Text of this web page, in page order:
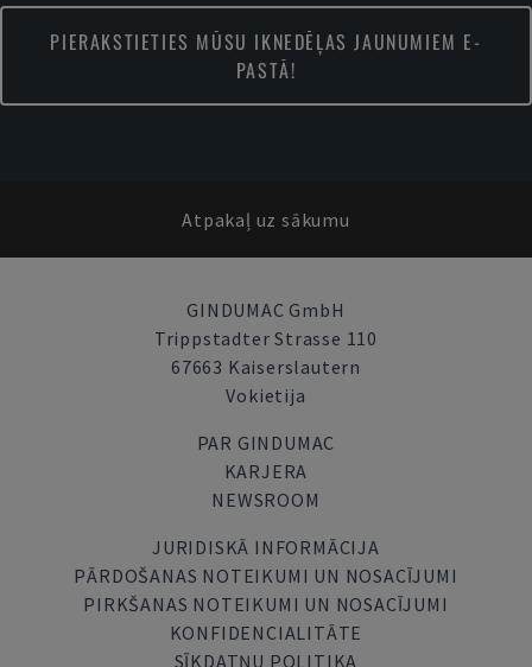
PIERAKSTIETIES MŪSU IKNEDĒĻAS JAUNUMIEM E-
PASTĀ!
Atpakaļ uz sākumu
GINDUMAC GmbH
Trippstadter Strasse 110
67663 Kaiserslautern
Vokietija
PAR GINDUMAC
KARJERA
NEWSROOM
JURIDISKĀ INFORMĀCIJA
PĀRDOŠANAS NOTEIKUMI UN NOSACĪJUMI
PIRKŠANAS NOTEIKUMI UN NOSACĪJUMI
KONFIDENCIALITĀTE
SĪKDATŅU POLITIKA